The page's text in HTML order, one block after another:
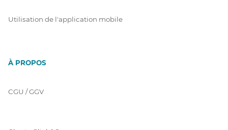
Utilisation de l'application mobile
À PROPOS
CGU / GGV